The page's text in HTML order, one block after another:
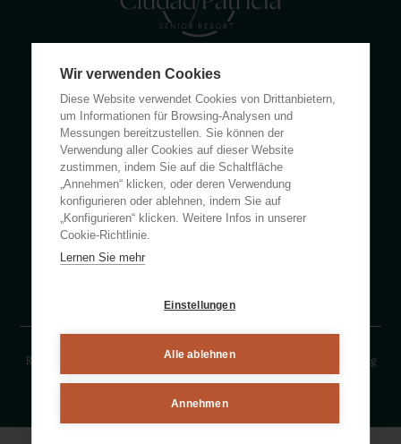
Calle Rumanía 26 · 03503 Benidorm (Alicante)
(+34) 965 855 100
apartamentos@ciudadpatricia.com
NACHRICHTEN
Rechtlicher Hinweise Datenschutzerklärung Cookies-Erklärung
By eMascaró
Wir verwenden Cookies
Diese Website verwendet Cookies von Drittanbietern,
um Informationen für Browsing-Analysen und
Messungen bereitzustellen. Sie können der
Verwendung aller Cookies auf dieser Website
zustimmen, indem Sie auf die Schaltfläche
„Annehmen“ klicken, oder deren Verwendung
konfigurieren oder ablehnen, indem Sie auf
„Konfigurieren“ klicken. Weitere Infos in unserer
Cookie-Richtlinie.
Lernen Sie mehr
Einstellungen
Alle ablehnen
Annehmen